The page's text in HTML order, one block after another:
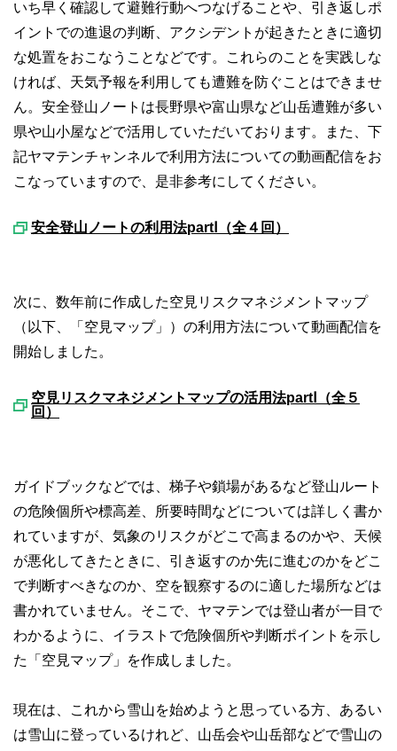
いち早く確認して避難行動へつなげることや、引き返しポ
イントでの進退の判断、アクシデントが起きたときに適切
な処置をおこなうことなどです。これらのことを実践しな
ければ、天気予報を利用しても遭難を防ぐことはできませ
ん。安全登山ノートは長野県や富山県など山岳遭難が多い
県や山小屋などで活用していただいております。また、下
記ヤマテンチャンネルで利用方法についての動画配信をお
こなっていますので、是非参考にしてください。
安全登山ノートの利用法partⅠ（全４回）
次に、数年前に作成した空見リスクマネジメントマップ
（以下、「空見マップ」）の利用方法について動画配信を
開始しました。
空見リスクマネジメントマップの活用法partⅠ（全５
回）
ガイドブックなどでは、梯子や鎖場があるなど登山ルート
の危険個所や標高差、所要時間などについては詳しく書か
れていますが、気象のリスクがどこで高まるのかや、天候
が悪化してきたときに、引き返すのか先に進むのかをどこ
で判断すべきなのか、空を観察するのに適した場所などは
書かれていません。そこで、ヤマテンでは登山者が一目で
わかるように、イラストで危険個所や判断ポイントを示し
た「空見マップ」を作成しました。
現在は、これから雪山を始めようと思っている方、あるい
は雪山に登っているけれど、山岳会や山岳部などで雪山の